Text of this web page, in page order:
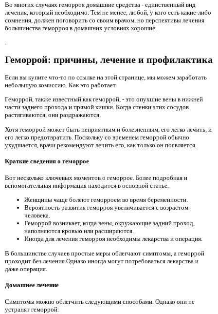
Во многих случаях геморроя домашние средства - единственный вид
лечения, который необходимо. Тем не менее, любой, у кого есть какие-либо
сомнения, должен поговорить со своим врачом, но перспективы лечения
большинства геморроя в домашних условиях хорошие.
Геморрой: причины, лечение и профилактика
Если вы купите что-то по ссылке на этой странице, мы можем заработать
небольшую комиссию. Как это работает.
Геморрой, также известный как геморрой, - это опухшие вены в нижней
части заднего прохода и прямой кишки. Когда стенки этих сосудов
растягиваются, они раздражаются.
Хотя геморрой может быть неприятным и болезненным, его легко лечить, и
его легко предотвратить. Поскольку со временем геморрой обычно
ухудшается, врачи рекомендуют лечить его, как только он появляется.
Краткие сведения о геморрое
Вот несколько ключевых моментов о геморрое. Более подробная и
вспомогательная информация находится в основной статье.
Женщины чаще болеют геморроем во время беременности.
Вероятность развития геморроя увеличивается с возрастом
человека.
Геморрой возникает, когда вены, окружающие задний проход,
наполняются кровью или расширяются.
Иногда для лечения геморроя необходимы лекарства и операция.
В большинстве случаев простые меры облегчают симптомы, а геморрой
проходит без лечения.Однако иногда могут потребоваться лекарства и
даже операция.
Домашнее лечение
Симптомы можно облегчить следующими способами. Однако они не
устранят геморрой: